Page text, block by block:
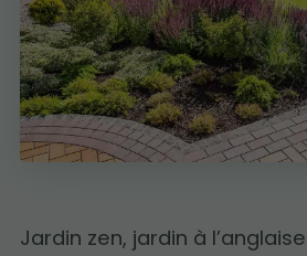
Jardin zen, jardin à